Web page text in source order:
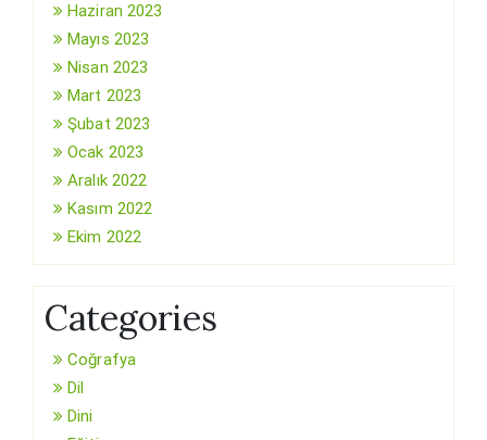
Haziran 2023
Mayıs 2023
Nisan 2023
Mart 2023
Şubat 2023
Ocak 2023
Aralık 2022
Kasım 2022
Ekim 2022
Categories
Coğrafya
Dil
Dini